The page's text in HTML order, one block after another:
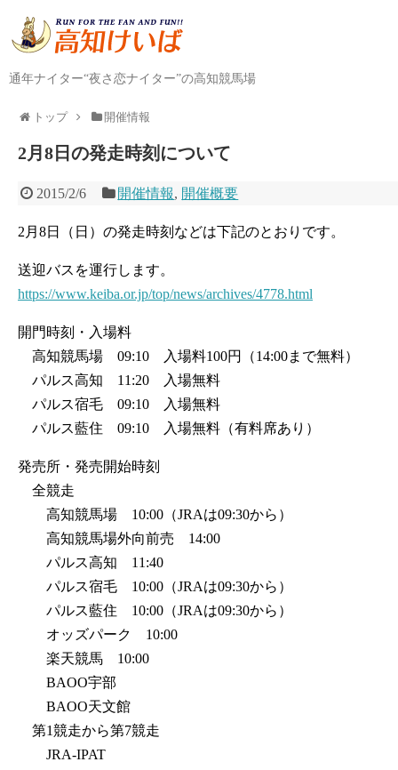
通年ナイター“夜さ恋ナイター”の高知競馬場
トップ 開催情報
2月8日の発走時刻について
2015/2/6 開催情報, 開催概要
2月8日（日）の発走時刻などは下記のとおりです。
送迎バスを運行します。
https://www.keiba.or.jp/top/news/archives/4778.html
開門時刻・入場料
高知競馬場 09:10 入場料100円（14:00まで無料）
パルス高知 11:20 入場無料
パルス宿毛 09:10 入場無料
パルス藍住 09:10 入場無料（有料席あり）
発売所・発売開始時刻
全競走
高知競馬場 10:00（JRAは09:30から）
高知競馬場外向前売 14:00
パルス高知 11:40
パルス宿毛 10:00（JRAは09:30から）
パルス藍住 10:00（JRAは09:30から）
オッズパーク 10:00
楽天競馬 10:00
BAOO宇部
BAOO天文館
第1競走から第7競走
JRA-IPAT